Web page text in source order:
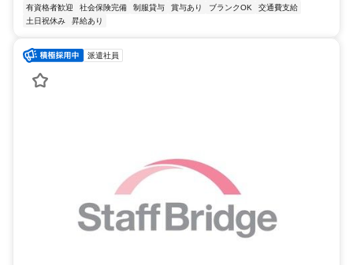
有資格者歓迎
社会保険完備 制服貸与 賞与あり ブランクOK
交通費支給
土日祝休み
昇給あり
派遣社員